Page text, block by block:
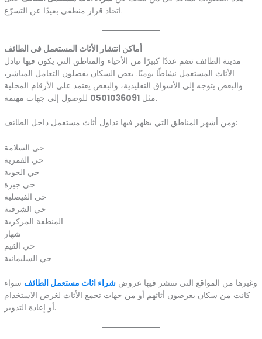
اتخاذ قرار منطقي بعيدًا عن التسرّع.
أماكن انتشار الأثاث المستعمل في الطائف
مدينة الطائف تضم عددًا كبيرًا من الأحياء والمناطق التي يكون فيها تبادل
الأثاث المستعمل نشاطًا يوميًا. بعض السكان يفضلون التعامل المباشر،
والبعض يتوجه إلى الأسواق التقليدية، والبعض يعتمد على الأرقام المحلية
مثل 0501036091 للوصول إلى جهات مهتمة.
ومن أشهر المناطق التي يظهر فيها تداول أثاث مستعمل داخل الطائف:
حي السلامة
حي القمرية
حي الحوية
حي جبرة
حي الفيصلية
حي الشرقية
المنطقة المركزية
شهار
حي القيم
حي السليمانية
وغيرها من المواقع التي تنتشر فيها عروض شراء اثاث مستعمل الطائف سواء
كانت من سكان يعرضون أثاثهم أو من جهات تجمع الأثاث لغرض الاستخدام
أو إعادة التدوير.